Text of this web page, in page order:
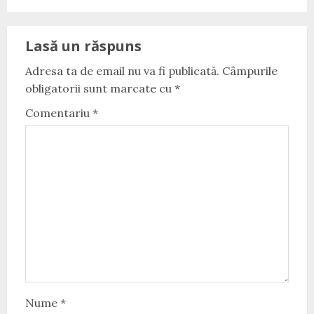
Lasă un răspuns
Adresa ta de email nu va fi publicată. Câmpurile
obligatorii sunt marcate cu *
Comentariu *
Nume *